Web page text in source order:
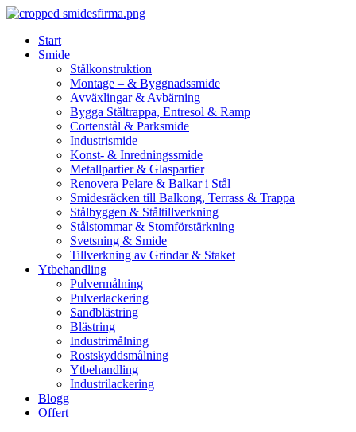
Skip
contentStart
Smide
Stålkonstruktion
Montage – & Byggnadssmide
Avväxlingar & Avbärning
Bygga Ståltrappa, Entresol & Ramp
Cortenstål & Parksmide
Industrismide
Konst- & Inredningssmide
Metallpartier & Glaspartier
Renovera Pelare & Balkar i Stål
Smidesräcken till Balkong, Terrass & Trappa
Stålbyggen & Ståltillverkning
Stålstommar & Stomförstärkning
Svetsning & Smide
Tillverkning av Grindar & Staket
Ytbehandling
Pulvermålning
Pulverlackering
Sandblästring
Blästring
Industrimålning
Rostskyddsmålning
Ytbehandling
Industrilackering
Blogg
Offert